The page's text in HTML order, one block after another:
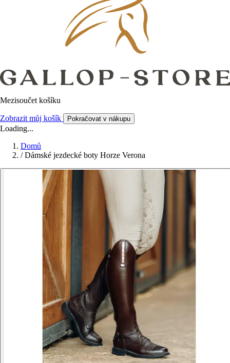
Mezisoučet košíku
Zobrazit můj košík Pokračovat v nákupu
Loading...
Domů
/ Dámské jezdecké boty Horze Verona